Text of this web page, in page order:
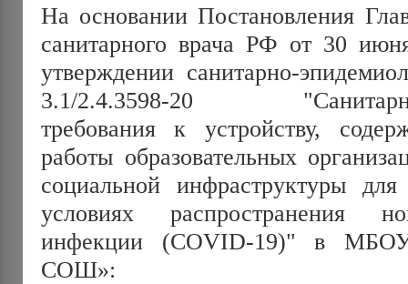
На основании Постановления
санитарного врача РФ от 30
утверждении санитарно-
3.1/2.4.3598-20 "Санитарно-
требования к устройству,
работы образовательных
социальной инфраструктуры
условиях распространения
инфекции (COVID-19)" в
СОШ»: